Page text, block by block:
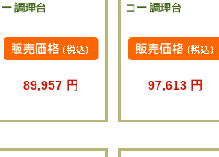
ー 調理台
89,957 円
コー 調理台
97,613 円